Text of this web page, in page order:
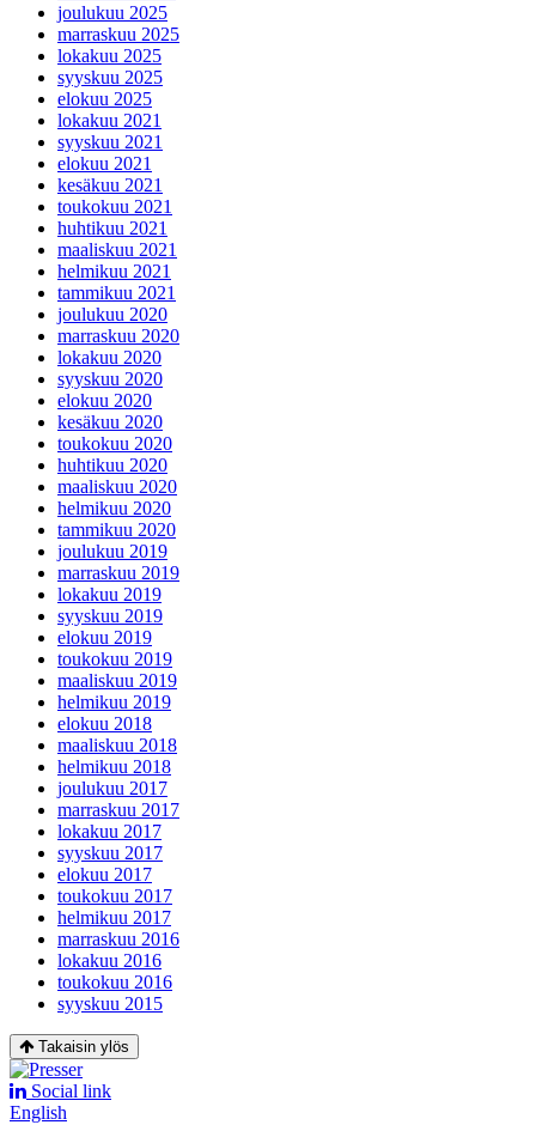
joulukuu 2025
marraskuu 2025
lokakuu 2025
syyskuu 2025
elokuu 2025
lokakuu 2021
syyskuu 2021
elokuu 2021
kesäkuu 2021
toukokuu 2021
huhtikuu 2021
maaliskuu 2021
helmikuu 2021
tammikuu 2021
joulukuu 2020
marraskuu 2020
lokakuu 2020
syyskuu 2020
elokuu 2020
kesäkuu 2020
toukokuu 2020
huhtikuu 2020
maaliskuu 2020
helmikuu 2020
tammikuu 2020
joulukuu 2019
marraskuu 2019
lokakuu 2019
syyskuu 2019
elokuu 2019
toukokuu 2019
maaliskuu 2019
helmikuu 2019
elokuu 2018
maaliskuu 2018
helmikuu 2018
joulukuu 2017
marraskuu 2017
lokakuu 2017
syyskuu 2017
elokuu 2017
toukokuu 2017
helmikuu 2017
marraskuu 2016
lokakuu 2016
toukokuu 2016
syyskuu 2015
Takaisin ylös
Social link
English